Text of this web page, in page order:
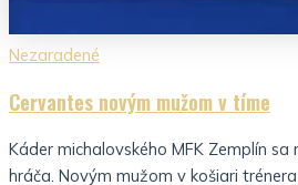
Nezaradené
Cervantes novým mužom v tíme
Káder michalovského MFK Zemplín
hráča. Novým mužom v košiari